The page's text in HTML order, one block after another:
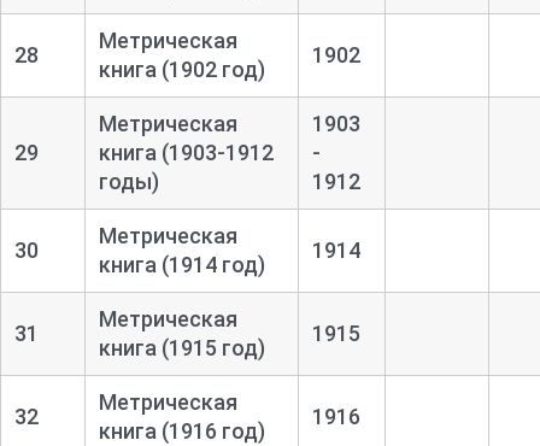
28
Метрическая
книга (1902 год)
1902
29
Метрическая
книга (1903-1912
годы)
1903
-
1912
30
Метрическая
книга (1914 год)
1914
31
Метрическая
книга (1915 год)
1915
32
Метрическая
книга (1916 год)
1916